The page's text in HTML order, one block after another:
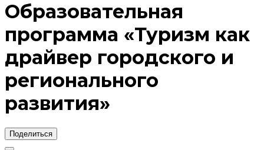
Образовательная
программа «Туризм как
драйвер городского и
регионального
развития»
Поделиться